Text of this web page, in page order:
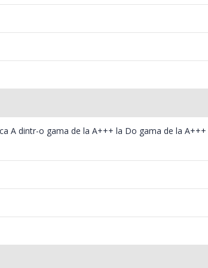
A dintr-o gama de la A+++ la Do gama de la A+++